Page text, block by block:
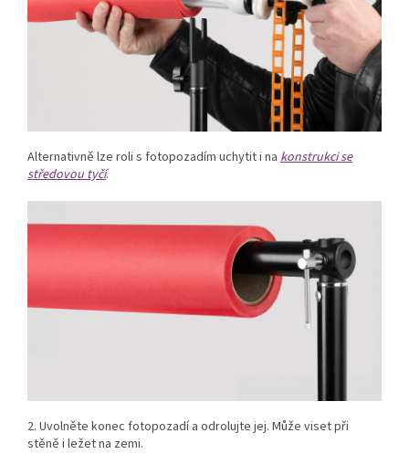
Alternativně lze roli s fotopozadím uchytit i na konstrukci se
středovou tyčí.
2. Uvolněte konec fotopozadí a odrolujte jej. Může viset při
stěně i ležet na zemi.